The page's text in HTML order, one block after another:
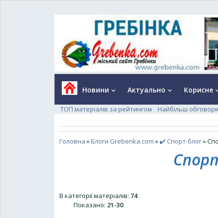
Новини keyboard_arrow_down Актуально keyboard_arrow_down Корисне
ТОП матеріалів за рейтингом Найбільш
Головна »Блоги Grebenka.com »✔️ Спорт-блог»
В категорії матеріалів: 74
Показано: 21-30